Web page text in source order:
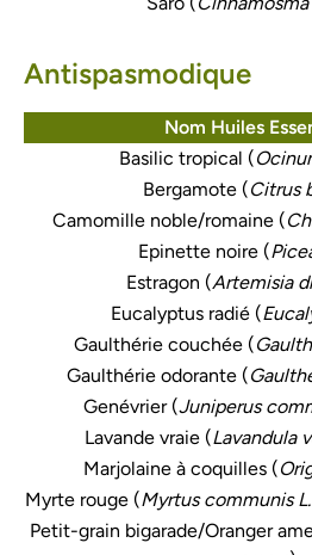
Antispasmodique
Nom Huiles
Basilic tropical (
Bergamote (Citrus
Camomille noble/romaine (
Epinette noire (
Estragon (Artemisia
Eucalyptus radié (
Gaulthérie couchée (
Gaulthérie odorante (
Genévrier (Juniperus
Lavande vraie (Lavandula
Marjolaine à coquilles (
Myrte rouge (Myrtus communis
Petit-grain bigarade/Oranger